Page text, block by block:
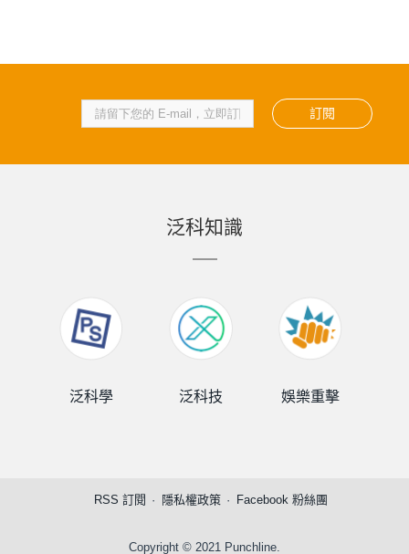
訂閱
泛科知識
泛科學 泛科技 娛樂重擊
RSS 訂閱 隱私權政策 Facebook 粉絲團
Copyright © 2021 Punchline.